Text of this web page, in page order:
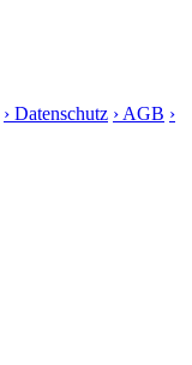
› Datenschutz › AGB ›